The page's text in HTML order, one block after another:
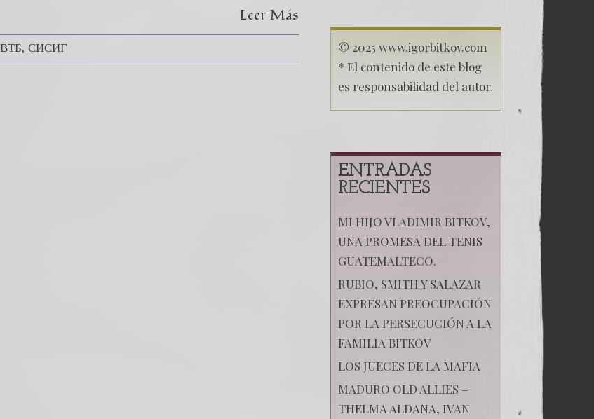
Leer Más
ВТБ СИСИГ
© 2025 www.igorbitkov.com
* El contenido de este blog
es responsabilidad del autor.
ENTRADAS
RECIENTES
MI HIJO VLADIMIR BITKOV,
UNA PROMESA DEL TENIS
GUATEMALTECO.
RUBIO, SMITH Y SALAZAR
EXPRESAN PREOCUPACIÓN
POR LA PERSECUCIÓN A LA
FAMILIA BITKOV
LOS JUECES DE LA MAFIA
MADURO OLD ALLIES –
THELMA ALDANA, IVAN